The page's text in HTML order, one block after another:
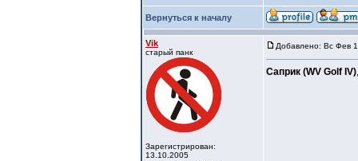
Вернуться к началу
Vik
старый панк
Зарегистрирован:
13.10.2005
Добавлено: Вс Фев
Саприк (WV Golf IV)